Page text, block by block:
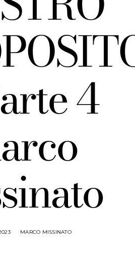
4
MARCO MISSINATO